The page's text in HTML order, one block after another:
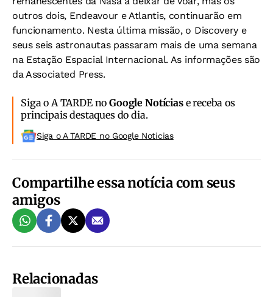
outros dois, Endeavour e Atlantis, continuarão em
funcionamento. Nesta última missão, o Discovery e
seus seis astronautas passaram mais de uma semana
na Estação Espacial Internacional. As informações são
da Associated Press.
Siga o A TARDE noGoogle Notíciase receba os
principais destaques do dia.
Siga o A TARDE no Google Noticias
Compartilhe essa notícia com seus
amigos
Relacionadas